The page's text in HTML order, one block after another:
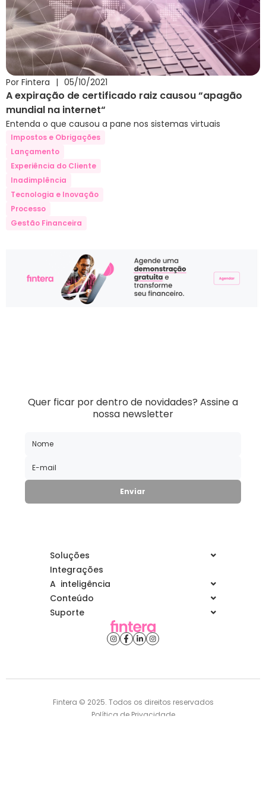
Por Fintera | 05/10/2021
A expiração de certificado raiz causou “apagão
mundial na internet“
Entenda o que causou a pane nos sistemas virtuais
Impostos e Obrigações
Lançamento
Experiência do Cliente
Inadimplência
Tecnologia e Inovação
Processo
Gestão Financeira
Quer ficar por dentro de novidades? Assine a
nossa newsletter
Soluções
Integrações
A inteligência
Conteúdo
Suporte
Fintera © 2025. Todos os direitos reservados
Política de Privacidade